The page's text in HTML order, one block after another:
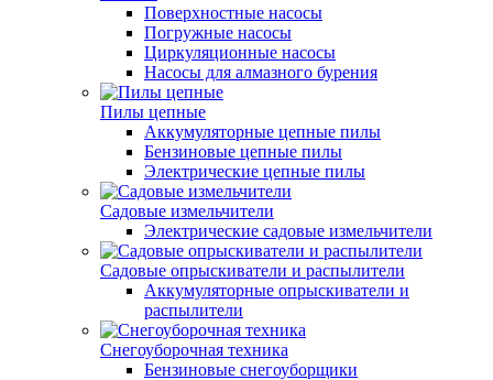
Поверхностные насосы
Погружные насосы
Циркуляционные насосы
Насосы для алмазного бурения
Пилы цепные
Аккумуляторные цепные пилы
Бензиновые цепные пилы
Электрические цепные пилы
Садовые измельчители
Электрические садовые измельчители
Садовые опрыскиватели и распылители
Аккумуляторные опрыскиватели и
распылители
Снегоуборочная техника
Бензиновые снегоуборщики